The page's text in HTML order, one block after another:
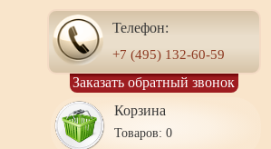
Телефон:
+7 (495) 132-60-59
Заказать обратный звонок
Корзина
Товаров: 0